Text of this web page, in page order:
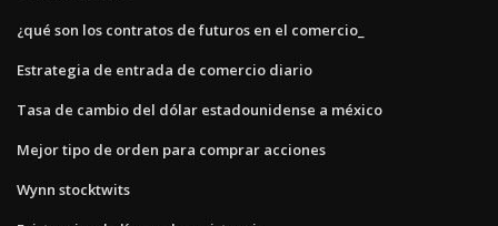
¿qué son los contratos de futuros en el comercio_
Estrategia de entrada de comercio diario
Tasa de cambio del dólar estadounidense a méxico
Mejor tipo de orden para comprar acciones
Wynn stocktwits